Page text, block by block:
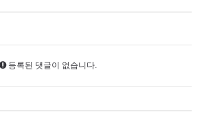
등록된 댓글이 없습니다.